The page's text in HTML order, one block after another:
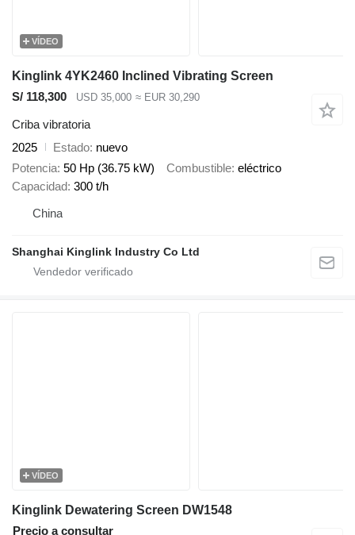
VÍDEO
Kinglink 4YK2460 Inclined Vibrating Screen
S/ 118,300
USD 35,000 ≈ EUR 30,290
Criba vibratoria
2025
Estado nuevo
Potencia 50 Hp (36.75 kW) Combustible eléctrico
Capacidad 300 t/h
China
Shanghai Kinglink Industry Co Ltd
VÍDEO
Kinglink Dewatering Screen DW1548
Precio a consultar